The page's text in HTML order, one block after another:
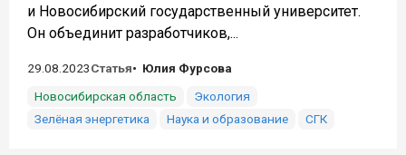
и Новосибирский государственный университет.
Он объединит разработчиков,...
29.08.2023Статья
Юлия Фурсова
Новосибирская область
Экология
Зелёная энергетика
Наука и образование СГК